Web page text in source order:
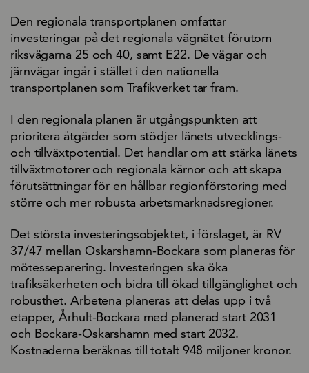
Den regionala transportplanen omfattar
investeringar på det regionala vägnätet förutom
riksvägarna 25 och 40, samt E22. De vägar och
järnvägar ingår i stället i den nationella
transportplanen som Trafikverket tar fram.
I den regionala planen är utgångspunkten att
prioritera åtgärder som stödjer länets utvecklings-
och tillväxtpotential. Det handlar om att stärka länets
tillväxtmotorer och regionala kärnor och att skapa
förutsättningar för en hållbar regionförstoring med
större och mer robusta arbetsmarknadsregioner.
Det största investeringsobjektet, i förslaget, är RV
37/47 mellan Oskarshamn-Bockara som planeras för
mötesseparering. Investeringen ska öka
trafiksäkerheten och bidra till ökad tillgänglighet och
robusthet. Arbetena planeras att delas upp i två
etapper, Århult-Bockara med planerad start 2031
och Bockara-Oskarshamn med start 2032.
Kostnaderna beräknas till totalt 948 miljoner kronor.